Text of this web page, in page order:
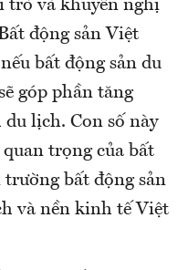
trò và khuyến nghị
động sản Việt
bất động sản du
góp phần tăng
lịch. Con số này
trọng của bất
bất động sản
và nền kinh tế Việt